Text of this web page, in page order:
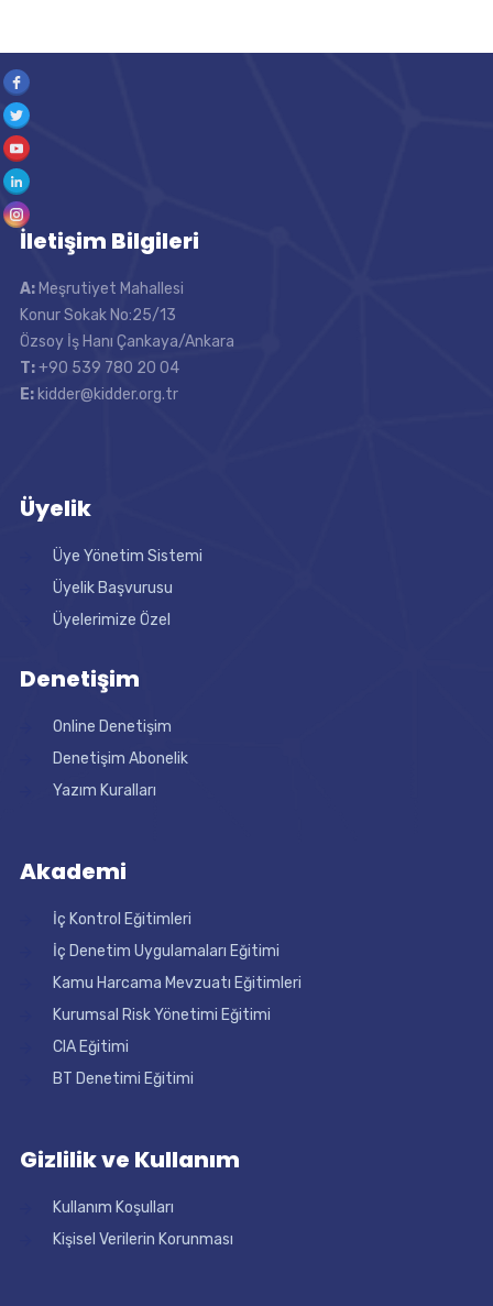
İletişim Bilgileri
A: Meşrutiyet Mahallesi
Konur Sokak No:25/13
Özsoy İş Hanı Çankaya/Ankara
T:+90 539 780 20 04
E: kidder@kidder.org.tr
Üyelik
Üye Yönetim Sistemi
Üyelik Başvurusu
Üyelerimize Özel
Denetişim
Online Denetişim
Denetişim Abonelik
Yazım Kuralları
Akademi
İç Kontrol Eğitimleri
İç Denetim Uygulamaları Eğitimi
Kamu Harcama Mevzuatı Eğitimleri
Kurumsal Risk Yönetimi Eğitimi
CIA Eğitimi
BT Denetimi Eğitimi
Gizlilik ve Kullanım
Kullanım Koşulları
Kişisel Verilerin Korunması